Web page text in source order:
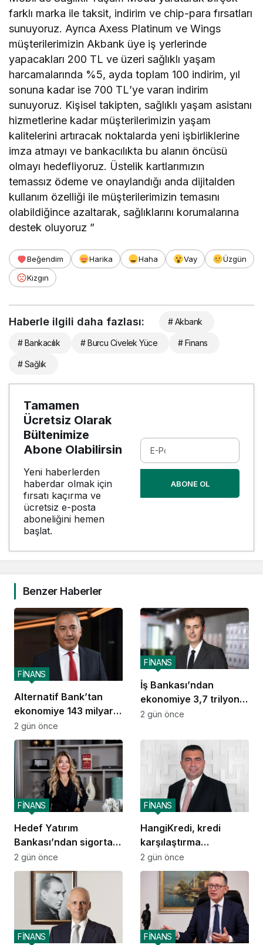
farklı marka ile taksit, indirim ve chip-para fırsatları
sunuyoruz. Ayrıca Axess Platinum ve Wings
müşterilerimizin Akbank üye iş yerlerinde
yapacakları 200 TL ve üzeri sağlıklı yaşam
harcamalarında %5, ayda toplam 100 indirim, yıl
sonuna kadar ise 700 TL’ye varan indirim
sunuyoruz. Kişisel takipten, sağlıklı yaşam asistanı
hizmetlerine kadar müşterilerimizin yaşam
kalitelerini artıracak noktalarda yeni işbirliklerine
imza atmayı ve bankacılıkta bu alanın öncüsü
olmayı hedefliyoruz. Üstelik kartlarımızın
temassız ödeme ve onaylandığı anda dijitalden
kullanım özelliği ile müşterilerimizin temasını
olabildiğince azaltarak, sağlıklarını korumalarına
destek oluyoruz ”
Beğendim Harika Haha Vay
Üzgün
Kızgın
Haberle ilgili daha fazlası: # Akbank
# Bankacılık # Burcu Civelek Yüce # Finans
# Sağlık
Tamamen
Ücretsiz Olarak
Bültenimize
Abone Olabilirsin
Yeni haberlerden
haberdar olmak için
fırsatı kaçırma ve
ücretsiz e-posta
aboneliğini hemen
başlat.
ABONE OL
Benzer Haberler
Alternatif Bank’tan
ekonomiye 143 milyar
TL destek
FİNANS
2 gün önce
İş Bankası’ndan
ekonomiye 3,7 trilyon
TL destek
FİNANS
2 gün önce
Hedef Yatırım
Bankası’ndan sigorta
ve emeklilik alanında
stratejik iş birliği
FİNANS
2 gün önce
HangiKredi, kredi
karşılaştırma
deneyimini ChatGPT’ye
taşıdı
FİNANS
2 gün önce
FİNANS FİNANS